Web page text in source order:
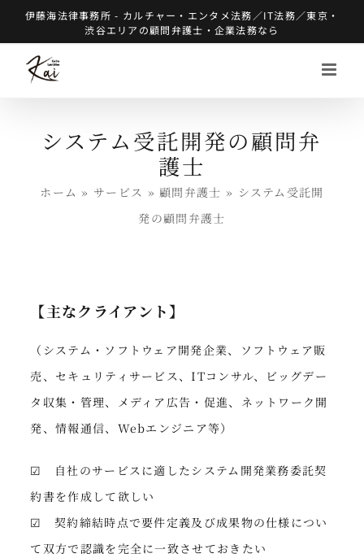
Skip
content
伊藤海法律事務所 - カルチャー・エンタメ法務／IT法務／東京・
渋谷エリアの顧問弁護士・企業法務なら
システム受託開発の顧問弁
護士
ホーム » サービス »顧問弁護士 » システム受託開
発の顧問弁護士
【主なクライアント】
（システム・ソフトウェア開発企業、ソフトウェア販
売、セキュリティサービス、ITコンサル、ビッグデー
タ収集・管理、メディア広告・促進、ネットワーク開
発、情報通信、Webエンジニア等）
☑ 自社のサービスに適したシステム開発業務委託契
約書を作成して欲しい
☑ 契約締結時点で要件定義及び成果物の仕様につい
て双方で認識を完全に一致させておきたい